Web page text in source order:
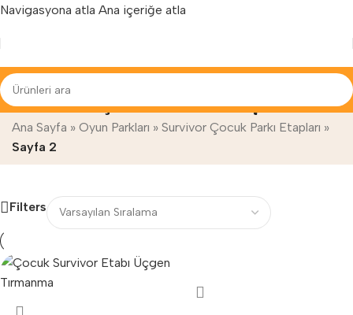
Navigasyona atla Ana içeriğe atla
Survivor Çocuk Parkı Etapları
Ana Sayfa » Oyun Parkları » Survivor Çocuk Parkı Etapları »
Sayfa 2
Filters